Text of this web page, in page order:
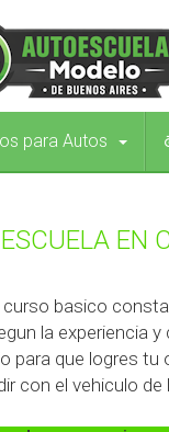
para Autos
EN
basico
la experiencia
para que logres tu
con el vehiculo